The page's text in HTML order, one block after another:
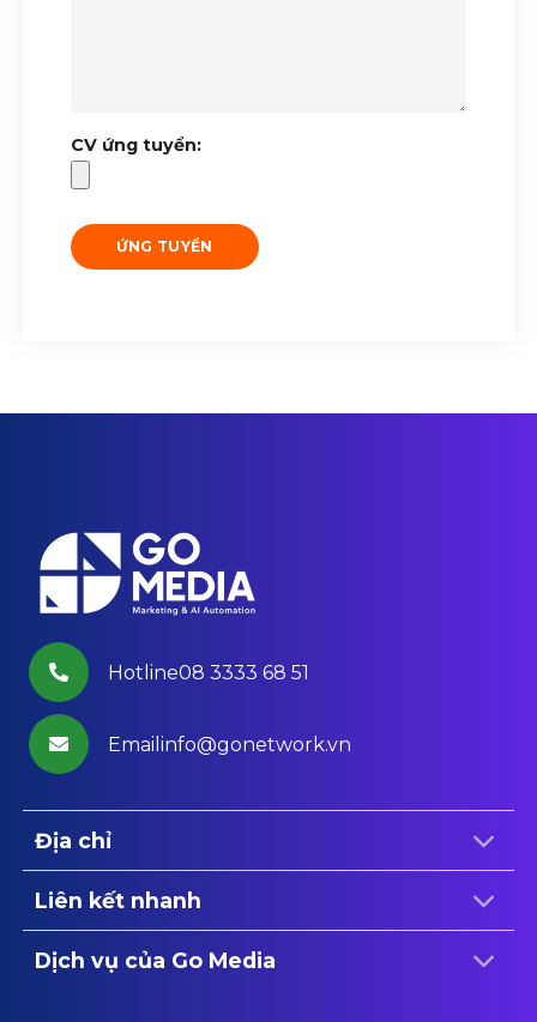
CV ứng tuyển:
Hotline08 3333 68 51
Emailinfo@gonetwork.vn
Địa chỉ
Liên kết nhanh
Dịch vụ của Go Media